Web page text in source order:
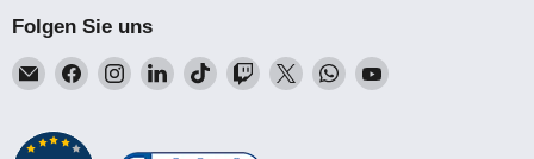
Folgen Sie uns
Email
Talk-
Finden
Sie
auf
Finden
Sie
Finden
Sie
Finden
Sie
Finden
Sie
Finden
Sie
Finden
Sie
Finden